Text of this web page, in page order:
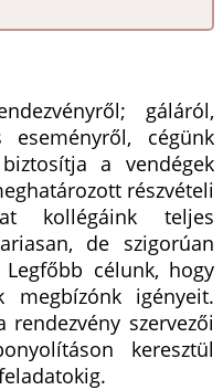
gáláról,
eseményről, cégünk
a vendégek
részvételi
kollégáink teljes
de szigorúan
célunk, hogy
megbízónk igényeit.
rendezvény szervezői
keresztül